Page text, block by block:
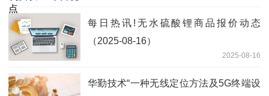
每日热讯!无水硫酸锂商品报价动态
（2025-08-16）
2025-08-16
华勤技术“一种无线定位方法及5G终端设